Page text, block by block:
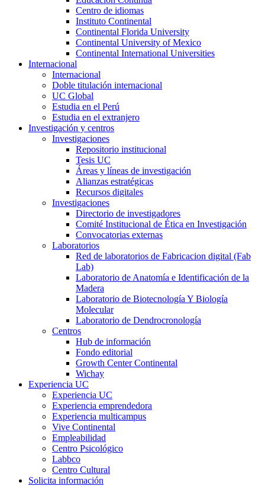
Centro de idiomas
Instituto Continental
Continental Florida University
Continental University of Mexico
Continental International Universities
Internacional
Internacional
Doble titulación internacional
UC Global
Estudia en el Perú
Estudia en el extranjero
Investigación y centros
Investigaciones
Repositorio institucional
Tesis UC
Áreas y líneas de investigación
Alianzas estratégicas
Recursos digitales
Investigaciones
Directorio de investigadores
Comité Institucional de Ética en Investigación
Convocatorias externas
Laboratorios
Red de laboratorios de Fabricacion digital (Fab
Lab)
Laboratorio de Anatomía e Identificación de la
Madera
Laboratorio de Biotecnología Y Biología
Molecular
Laboratorio de Dendrocronología
Centros
Hub de información
Fondo editorial
Growth Center Continental
Wichay
Experiencia UC
Experiencia UC
Experiencia emprendedora
Experiencia multicampus
Vive Continental
Empleabilidad
Centro Psicológico
Labbco
Centro Cultural
Solicita información